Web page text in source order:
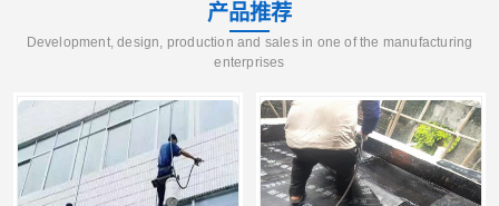
产品推荐
Development, design, production and sales in one of the manufacturing
enterprises